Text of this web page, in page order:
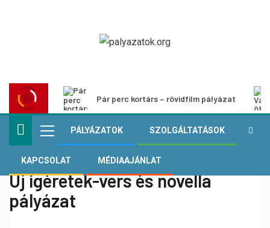
Pár perc kortárs – rövidfilm pályázat
PÁLYÁZATOK SZOLGÁLTATÁSOK
KAPCSOLAT MÉDIAAJÁNLAT
Új ígéretek-vers és novella
pályázat